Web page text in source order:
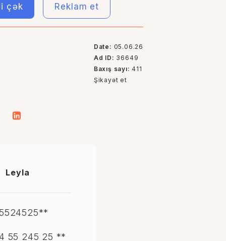
çək Reklam et
Date: 05.06.26
Ad ID: 36649
Baxış sayı: 411
Şikayət et
Leyla
55 245 25 **